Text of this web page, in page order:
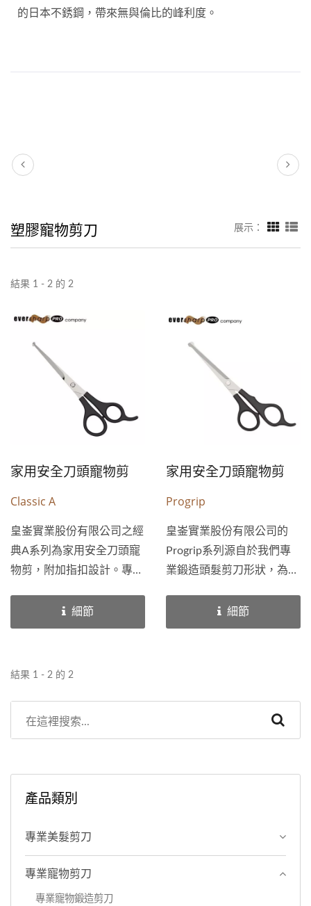
的日本不銹鋼，帶來無與倫比的峰利度。
塑膠寵物剪刀 展示：
結果 1 - 2 的 2
家用安全刀頭寵物剪
Classic A
皇崟實業股份有限公司之經
典A系列為家用安全刀頭寵
物剪，附加指扣設計。專為
環形手柄非常適合大多數使
用者手型。刀片採用優質日
為獲得優異的切割效果，皇
佳首選。
細節
家用安全刀頭寵物剪
Progrip
皇崟實業股份有限公司的
Progrip系列源自於我們專
業鍛造頭髮剪刀形狀，為家
們長期熱銷的產品。球頭可
防止用戶在進行切割時對寵
細節
結果 1 - 2 的 2
產品類別
專業美髮剪刀
專業寵物剪刀
專業寵物鍛造剪刀